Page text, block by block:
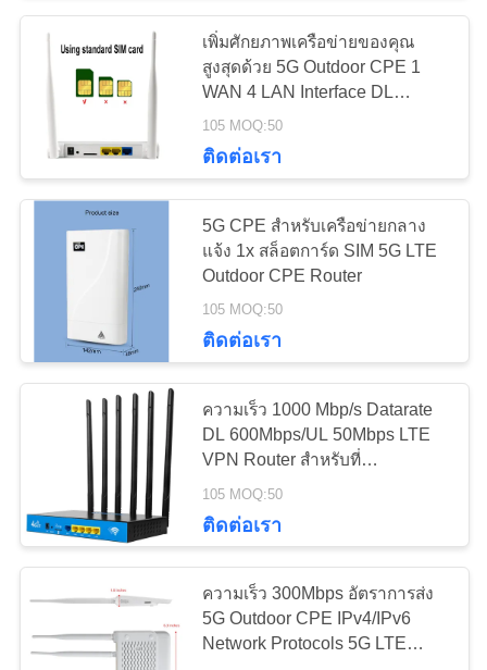
แผนผัง
เว็บไซต์
PRIVACY
POLICY
5G CPE ในกลางแจ้ง
เราเตอร์ CPE กลาง
แจ้ง 4G LTE
26
ตัวขยายช่วง USB
WiFi
เพิ่มศักยภาพเครือข่ายของคุณ
สูงสุดด้วย 5G Outdoor CPE 1
WAN 4 LAN Interface DL
600Mbps/UL 50Mbps
105 MOQ:50
ติดต่อเรา
5G CPE สําหรับเครือข่ายกลาง
แจ้ง 1x สล็อตการ์ด SIM 5G LTE
Outdoor CPE Router
105 MOQ:50
ติดต่อเรา
ความเร็ว 1000 Mbp/s Datarate
DL 600Mbps/UL 50Mbps LTE
VPN Router สําหรับที่
Www.wavetelco.com
105 MOQ:50
ติดต่อเรา
ความเร็ว 300Mbps อัตราการส่ง
5G Outdoor CPE IPv4/IPv6
Network Protocols 5G LTE